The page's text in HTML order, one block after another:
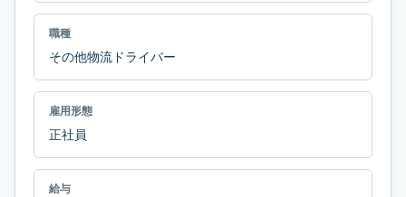
職種
その他物流ドライバー
雇用形態
正社員
給与